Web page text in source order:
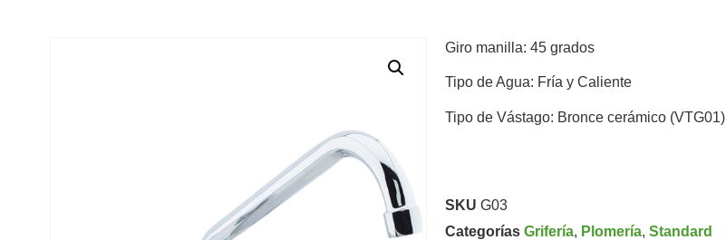
Giro manilla: 45 grados
Tipo de Agua: Fría y Caliente
Tipo de Vástago: Bronce cerámico (VTG01)
SKU G03
Categorías Grifería, Plomería, Standard